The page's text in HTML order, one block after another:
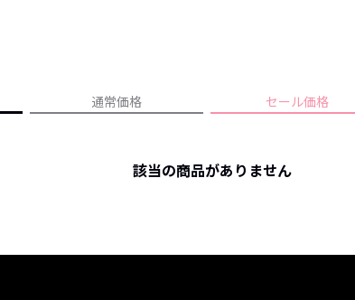
人気記事ランキング
フォーカスブランド
プライバシーポリシー
通常価格 セール価格
該当の商品がありません